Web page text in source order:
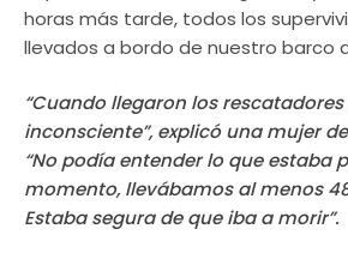
horas más tarde, todos los
llevados a bordo de nuestro barco
“Cuando llegaron los
inconsciente”, explicó una mujer
“No podía entender lo que estaba
momento, llevábamos al menos
Estaba segura de que iba a morir”.